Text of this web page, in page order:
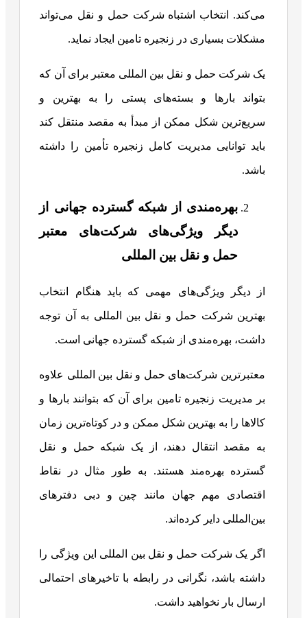
می‌کند. انتخاب اشتباه شرکت حمل و نقل می‌تواند
مشکلات بسیاری در زنجیره تامین ایجاد نماید.
یک شرکت‌ حمل و نقل بین المللی معتبر برای آن که
بتواند بارها و بسته‌های پستی را به بهترین و
سریع‌ترین شکل ممکن از مبدأ به مقصد منتقل کند
باید توانایی مدیریت کامل زنجیره تأمین را داشته
باشد.
بهره‌مندی از شبکه گسترده جهانی از
دیگر ویژگی‌های شرکت‌های معتبر
حمل و نقل بین المللی
از دیگر ویژگی‌های مهمی که باید هنگام انتخاب
بهترین شرکت حمل و نقل بین المللی به آن توجه
داشت، بهره‌مندی از شبکه گسترده جهانی است.
معتبرترین شرکت‌های حمل و نقل بین المللی علاوه
بر مدیریت زنجیره تامین برای آن که بتوانند بارها و
کالاها را به بهترین شکل ممکن و در کوتاه‌ترین زمان
به مقصد انتقال دهند، از یک شبکه حمل و نقل
گسترده بهره‌مند هستند. به طور مثال در نقاط
اقتصادی مهم جهان مانند چین و دبی دفترهای
بین‌المللی دایر کرده‌اند.
اگر یک شرکت حمل و نقل بین المللی این ویژگی را
داشته باشد، نگرانی در رابطه با تاخیرهای احتمالی
ارسال بار نخواهید داشت.